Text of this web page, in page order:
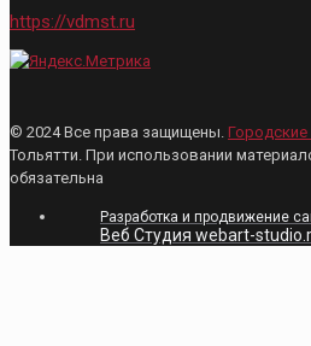
https://vdmst.ru
© 2024 Все права защищены.
Тольятти. При использовании
обязательна
Разработка и продвижение
Веб Студия webart-